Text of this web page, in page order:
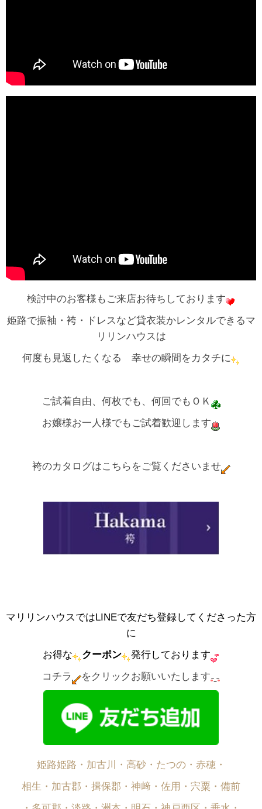
検討中のお客様もご来店お待ちしております
姫路で振袖・袴・ドレスなど貸衣装かレンタルできるマ
リリンハウスは
何度も見返したくなる 幸せの瞬間をカタチに
ご試着自由、何枚でも、何回でもＯＫ
お嬢様お一人様でもご試着歓迎します
袴のカタログはこちらをご覧くださいませ
マリリンハウスではLINEで友だち登録してくださった方
に
お得な
クーポン
発行しております
コチラ
をクリックお願いいたします
姫路姫路・加古川・高砂・たつの・赤穂・
相生・加古郡・揖保郡・神﨑・佐用・宍粟・備前